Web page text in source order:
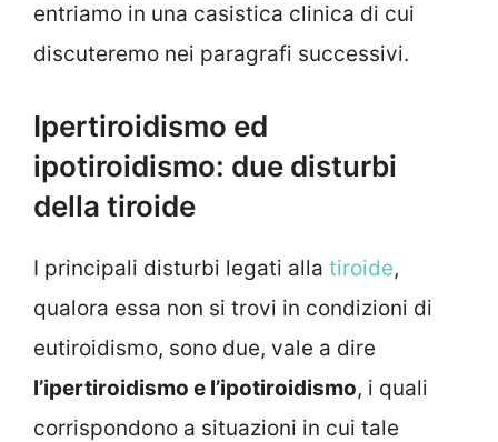
entriamo in una casistica clinica di cui
discuteremo nei paragrafi successivi.
Ipertiroidismo ed
ipotiroidismo: due disturbi
della tiroide
I principali disturbi legati alla tiroide,
qualora essa non si trovi in condizioni di
eutiroidismo, sono due, vale a dire
l’ipertiroidismo e l’ipotiroidismo, i quali
corrispondono a situazioni in cui tale